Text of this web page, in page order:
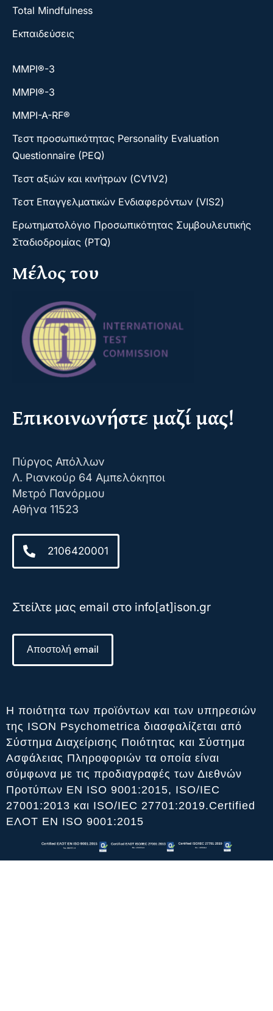
Total Mindfulness
Εκπαιδεύσεις
ΜΜΡΙ®-3
ΜΜΡΙ®-3
MMPI-A-RF®
Τεστ προσωπικότητας Personality Evaluation
Questionnaire (PEQ)
Τεστ αξιών και κινήτρων (CV1V2)
Τεστ Επαγγελματικών Ενδιαφερόντων (VIS2)
Ερωτηματολόγιο Προσωπικότητας Συμβουλευτικής
Σταδιοδρομίας (PTQ)
Μέλος του
Επικοινωνήστε μαζί μας!
Πύργος Απόλλων
Λ. Ριανκούρ 64 Αμπελόκηποι
Μετρό Πανόρμου
Αθήνα 11523
2106420001
Στείλτε μας email στο info[at]ison.gr
Αποστολή email
Η ποιότητα των προϊόντων και των υπηρεσιών
της ISON Psychometrica διασφαλίζεται από
Σύστημα Διαχείρισης Ποιότητας και Σύστημα
Ασφάλειας Πληροφοριών τα οποία είναι
σύμφωνα με τις προδιαγραφές των Διεθνών
Προτύπων ΕΝ ISO 9001:2015, ISO/IEC
27001:2013 και ISO/IEC 27701:2019.Certified
ΕΛΟΤ ΕΝ ISO 9001:2015